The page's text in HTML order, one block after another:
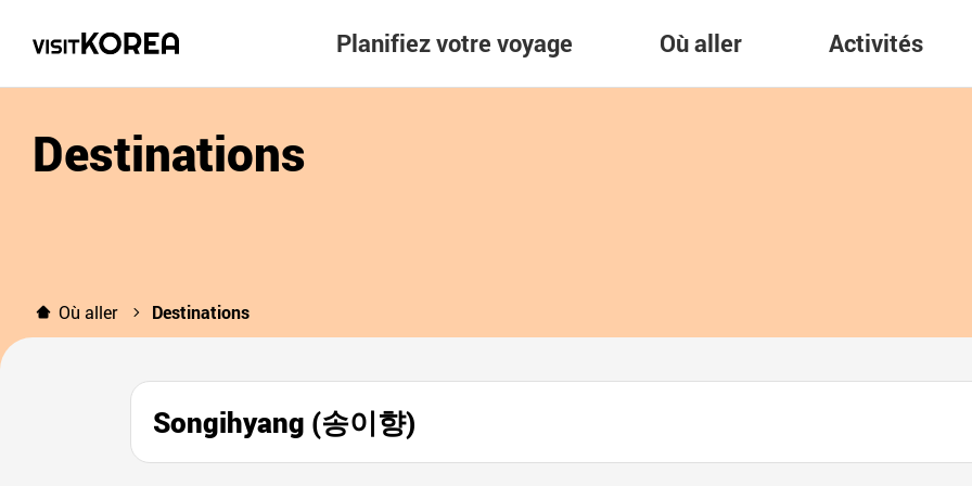
Planifiez votre voyage Où aller Activités
Destinations
Où aller Destinations
Songihyang (송이향)